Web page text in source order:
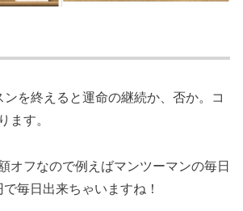
を終えると運命の継続か、否か。コ
ます。
オフなので例えばマンツーマンの毎日
毎日出来ちゃいますね！